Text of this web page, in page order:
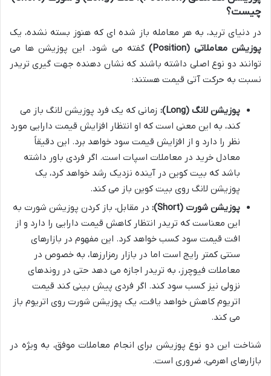
چیست؟
در دنیای ترید، به هر معامله باز شده ای که هنوز بسته نشده، یک
پوزیشن معاملاتی (Position)
گفته می شود. این پوزیشن ها می
توانند دو نوع اصلی داشته باشند که نشان دهنده جهت گیری تریدر
نسبت به حرکت آتی قیمت هستند:
پوزیشن لانگ (Long):
زمانی که یک فرد پوزیشن لانگ باز می
کند، به این معنی است که او انتظار افزایش قیمت دارایی مورد
نظر را دارد و از افزایش قیمت سود خواهد برد. این دقیقاً
معادل خرید در معاملات اسپات است. اگر فردی باور داشته
باشد که بیت کوین در آینده نزدیک رشد خواهد کرد، یک
پوزیشن لانگ روی بیت کوین باز می کند.
پوزیشن شورت (Short):
در مقابل، باز کردن پوزیشن شورت به
این معناست که تریدر انتظار کاهش قیمت دارایی را دارد و از
افت قیمت سود کسب خواهد کرد. این مفهوم در بازارهای
سنتی کمتر رایج است اما در بازار رمزارزها، به خصوص در
معاملات فیوچرز، به تریدر اجازه می دهد حتی در روندهای
نزولی نیز کسب سود کند. اگر فردی پیش بینی کند قیمت
اتریوم کاهش خواهد یافت، یک پوزیشن شورت روی اتریوم باز
می کند.
شناخت این دو نوع پوزیشن برای انجام معاملات موفق، به ویژه در
بازارهای اهرمی، ضروری است.